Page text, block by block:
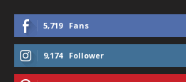
5,719 Fans
9,174 Follower